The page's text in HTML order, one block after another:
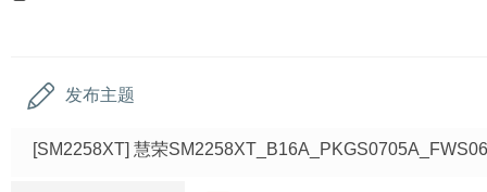
发布主题
[SM2258XT] 慧荣